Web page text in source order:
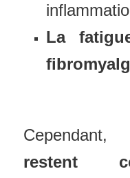
La
restent